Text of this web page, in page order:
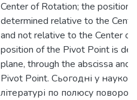
Center of Rotation; the position
determined relative to the
and not relative to the Center of
position of the Pivot Point is
plane, through the abscissa and
Pivot Point. Сьогодні у
літературі по полюсу повороту